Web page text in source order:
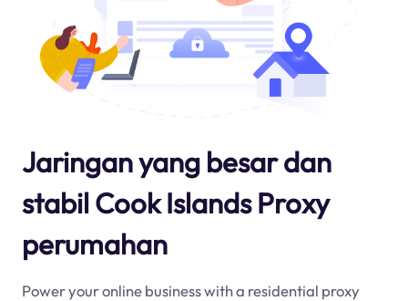
Jaringan yang besar dan
stabil Cook Islands Proxy
perumahan
Power your online business with a residential proxy